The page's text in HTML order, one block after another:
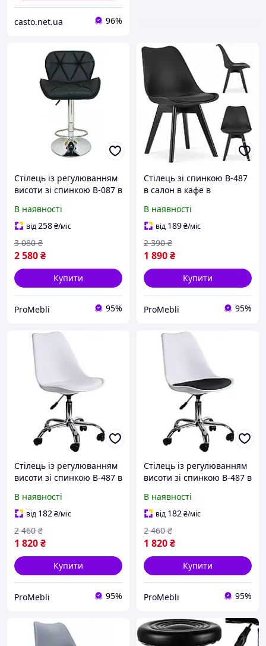
casto.net.ua 96%
Стілець із регулюванням
висоти зі спинкою B-087 в
перукарню в офіс
стільчик для салону краси
В наявності
від258₴/міс
2 580₴
3 080 ₴
Купити
ProMebli 95%
Стілець зі спинкою B-487
в салон в кафе в
стільчик для салону краси
В наявності
від 189₴/міс
1 890₴
2 390 ₴
Купити
ProMebli 95%
Стілець із регулюванням
висоти зі спинкою B-487 в
перукарню в офіс
стільчик для салону краси
В наявності
від 182₴/міс
1 820₴
2 460 ₴
Купити
ProMebli 95%
Стілець із регулюванням
висоти зі спинкою B-487 в
перукарню в офіс
стільчик для салону краси
В наявності
від 182₴/міс
1 820₴
2 460 ₴
Купити
ProMebli 95%